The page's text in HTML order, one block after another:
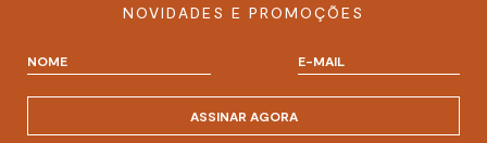
NOVIDADES E PROMOÇÕES
ASSINAR AGORA